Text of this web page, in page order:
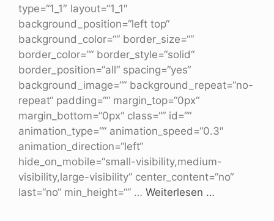
type=“1_1″ layout=“1_1″
background_position=“left top“
background_color=““ border_size=““
border_color=““ border_style=“solid“
border_position=“all“ spacing=“yes“
background_image=““ background_repeat=“no-
repeat“ padding=““ margin_top=“0px“
margin_bottom=“0px“ class=““ id=““
animation_type=““ animation_speed=“0.3″
animation_direction=“left“
hide_on_mobile=“small-visibility,medium-
visibility,large-visibility“ center_content=“no“
last=“no“ min_height=““ … Weiterlesen …